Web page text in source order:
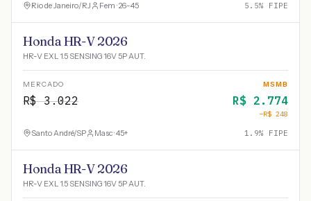
Rio de Janeiro/RJ Fem · 26-45 5.5% FIPE
Honda HR-V 2026
HR-V EXL 1.5 SENSING 16V 5P AUT.
MERCADO
R$3.022
MSMB
R$ 2.774
−R$ 248
Santo André/SP Masc · 45+ 1.9% FIPE
Honda HR-V 2026
HR-V EXL 1.5 SENSING 16V 5P AUT.